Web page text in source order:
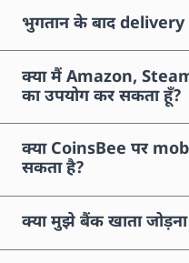
भुगतान के बाद delivery
क्या मैं Amazon,
का उपयोग कर सकता हूँ?
क्या CoinsBee पर
सकता है?
क्या मुझे बैंक खाता